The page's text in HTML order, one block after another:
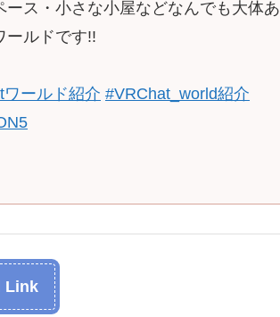
ス・小さな小屋などなんでも大体あ
ールドです!!
ールド紹介 #VRChat_world紹介
Link